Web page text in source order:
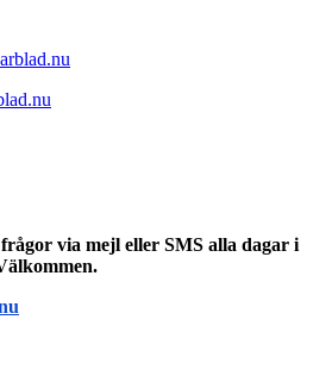
via mejl eller SMS alla dagar i